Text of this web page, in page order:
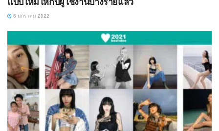
6 มกราคม 2022